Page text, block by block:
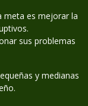
meta es mejorar la
sus problemas
y medianas